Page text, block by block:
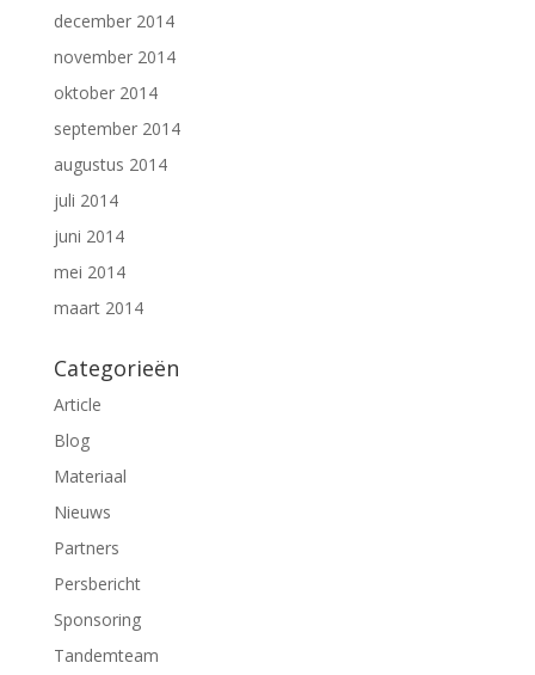
december 2014
november 2014
oktober 2014
september 2014
augustus 2014
juli 2014
juni 2014
mei 2014
maart 2014
Categorieën
Article
Blog
Materiaal
Nieuws
Partners
Persbericht
Sponsoring
Tandemteam